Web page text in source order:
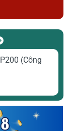
(Công